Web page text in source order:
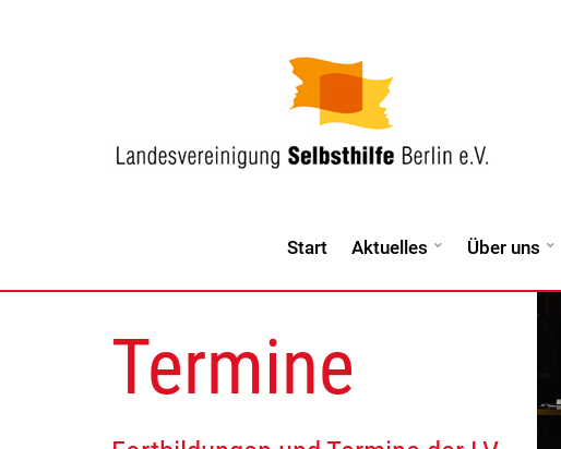
Start Aktuelles Über uns
Termine